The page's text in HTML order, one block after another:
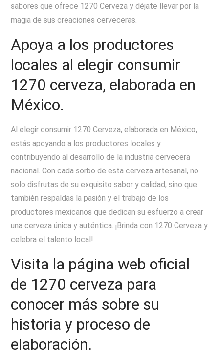
sabores que ofrece 1270 Cerveza y déjate llevar por la
magia de sus creaciones cerveceras.
Apoya a los productores
locales al elegir consumir
1270 cerveza, elaborada en
México.
Al elegir consumir 1270 Cerveza, elaborada en México,
estás apoyando a los productores locales y
contribuyendo al desarrollo de la industria cervecera
nacional. Con cada sorbo de esta cerveza artesanal, no
solo disfrutas de su exquisito sabor y calidad, sino que
también respaldas la pasión y el trabajo de los
productores mexicanos que dedican su esfuerzo a crear
una cerveza única y auténtica. ¡Brinda con 1270 Cerveza y
celebra el talento local!
Visita la página web oficial
de 1270 cerveza para
conocer más sobre su
historia y proceso de
elaboración.